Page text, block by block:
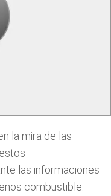
la mira de las
las informaciones
combustible.